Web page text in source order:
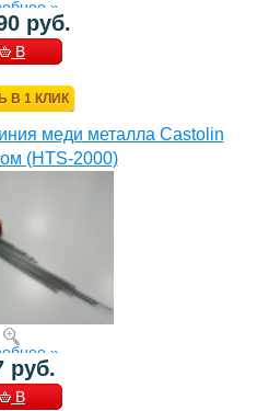
»
руб.
В
В 1 КЛИК
меди металла Castolin
(HTS-2000)
»
руб.
В